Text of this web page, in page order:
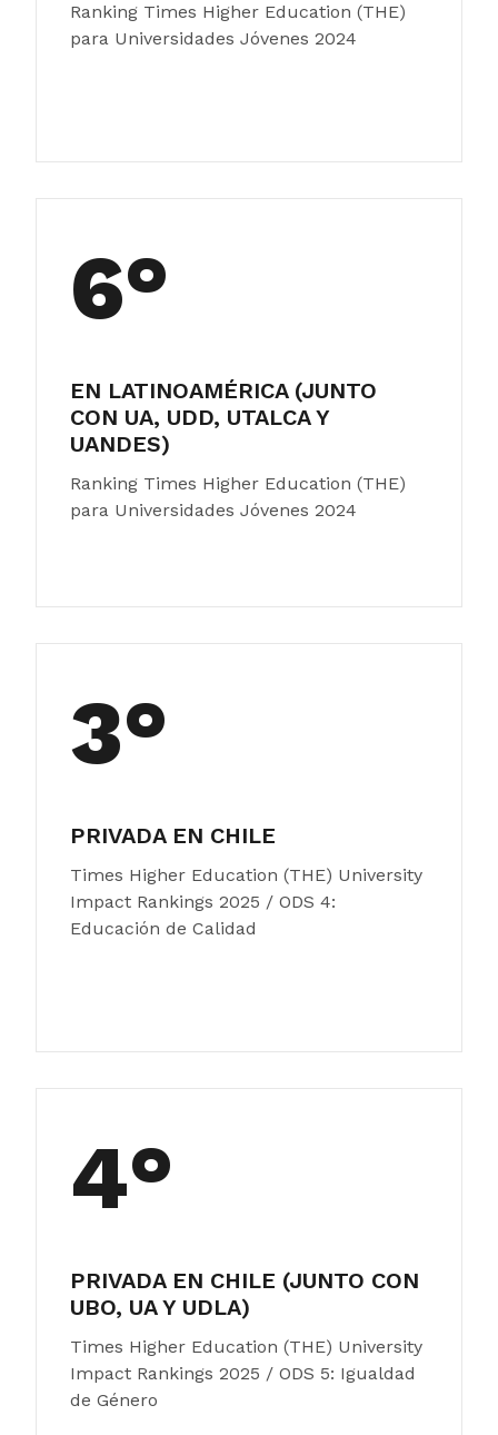
Ranking Times Higher Education (THE)
para Universidades Jóvenes 2024
6°
EN LATINOAMÉRICA (JUNTO
CON UA, UDD, UTALCA Y
UANDES)
Ranking Times Higher Education (THE)
para Universidades Jóvenes 2024
3°
PRIVADA EN CHILE
Times Higher Education (THE) University
Impact Rankings 2025 / ODS 4:
Educación de Calidad
4°
PRIVADA EN CHILE (JUNTO CON
UBO, UA Y UDLA)
Times Higher Education (THE) University
Impact Rankings 2025 / ODS 5: Igualdad
de Género